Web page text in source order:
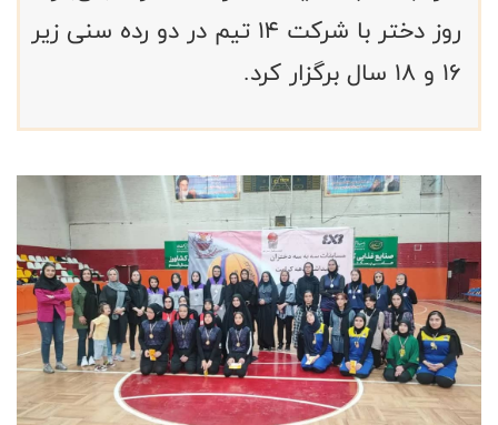
روز دختر با شرکت ۱۴ تیم در دو رده سنی زیر
۱۶ و ۱۸ سال برگزار کرد.